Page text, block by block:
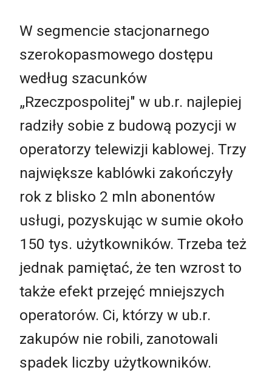
W segmencie stacjonarnego
szerokopasmowego dostępu
według szacunków
„Rzeczpospolitej" w ub.r. najlepiej
radziły sobie z budową pozycji w
operatorzy telewizji kablowej. Trzy
największe kablówki zakończyły
rok z blisko 2 mln abonentów
usługi, pozyskując w sumie około
150 tys. użytkowników. Trzeba też
jednak pamiętać, że ten wzrost to
także efekt przejęć mniejszych
operatorów. Ci, którzy w ub.r.
zakupów nie robili, zanotowali
spadek liczby użytkowników.